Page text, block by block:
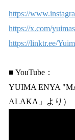
https://
https://x.com/
https://linktr.ee/
■ YouTube：
YUIMA ENYA
ALAKA」より）